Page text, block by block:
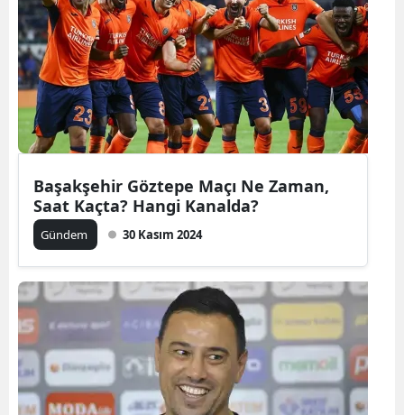
Başakşehir Göztepe Maçı Ne Zaman,
Saat Kaçta? Hangi Kanalda?
Gündem 30 Kasım 2024